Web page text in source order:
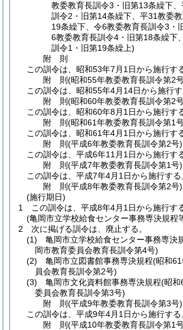
教委教育長訓令3・旧第13条繰下
訓令2・旧第14条繰下、平31教委
19条繰下、令6教委教育長訓令3・
6教委教育長訓令4・旧第18条繰下
訓令1・旧第19条繰上)
附 則
この訓令は、昭和53年7月1日から施行する
附 則(昭和55年教委教育長訓令第2
この訓令は、昭和55年4月14日から施行す
附 則(昭和60年教委教育長訓令第2
この訓令は、昭和60年8月1日から施行する
附 則(昭和61年教委教育長訓令第1
この訓令は、昭和61年4月1日から施行する
附 則(平成6年教委教育長訓令第2号)
この訓令は、平成6年11月1日から施行する
附 則(平成7年教委教育長訓令第1号)
この訓令は、平成7年4月1日から施行する
附 則(平成8年教委教育長訓令第2号)
(施行期日)
1
この訓令は、平成8年4月1日から施行す
(亀岡市立学校給食センター事務専決規程
2
次に掲げる訓令は、廃止する。
(1)
亀岡市立学校給食センター事務専決
岡市教育委員会教育長訓令第4号)
(2)
亀岡市立図書館事務専決規程(昭和
員会教育長訓令第2号)
(3)
亀岡市文化資料館事務専決規程(昭和
委員会教育長訓令第3号)
附 則(平成9年教委教育長訓令第3号)
この訓令は、平成9年4月1日から施行する
附 則(平成10年教委教育長訓令第1